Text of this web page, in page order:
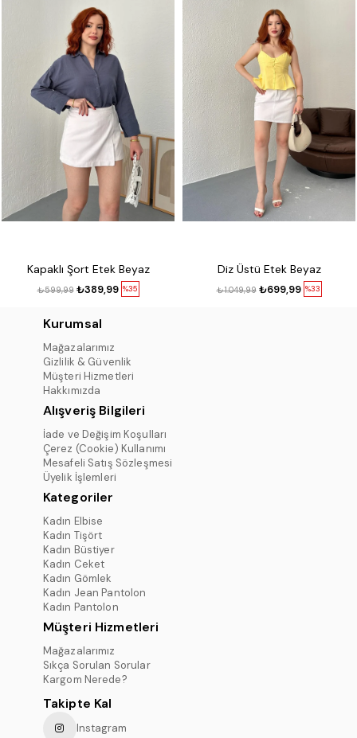
Kapaklı Şort Etek Beyaz
%35
₺389,99
₺599,99
Diz Üstü Etek Beyaz
%33
₺699,99
₺1.049,99
Kurumsal
Mağazalarımız
Gizlilik & Güvenlik
Müşteri Hizmetleri
Hakkımızda
Alışveriş Bilgileri
İade ve Değişim Koşulları
Çerez (Cookie) Kullanımı
Mesafeli Satış Sözleşmesi
Üyelik İşlemleri
Kategoriler
Kadın Elbise
Kadın Tişört
Kadın Büstiyer
Kadın Ceket
Kadın Gömlek
Kadın Jean Pantolon
Kadın Pantolon
Müşteri Hizmetleri
Mağazalarımız
Sıkça Sorulan Sorular
Kargom Nerede?
Takipte Kal
Instagram